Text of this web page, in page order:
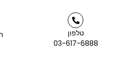
טלפון
03-617-6888